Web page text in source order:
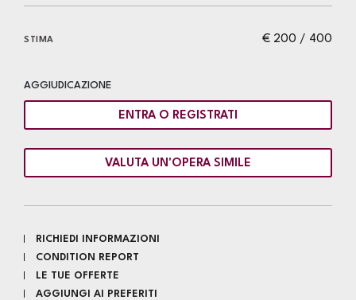
€ 200 / 400
STIMA
AGGIUDICAZIONE
ENTRA O REGISTRATI
VALUTA UN'OPERA SIMILE
RICHIEDI INFORMAZIONI
CONDITION REPORT
LE TUE OFFERTE
AGGIUNGI AI PREFERITI